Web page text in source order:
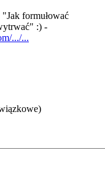
formułować
:) -
.../...